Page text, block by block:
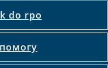
do rpo